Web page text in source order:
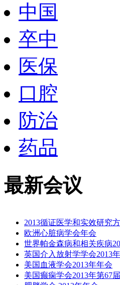
中国
卒中
医保
口腔
防治
药品
最新会议
2013循证医学和实效研究
欧洲心脏病学会年会
世界帕金森病和相关疾病
英国介入放射学学会2013
美国血液学会2013年年会
美国癫痫学会2013年第67